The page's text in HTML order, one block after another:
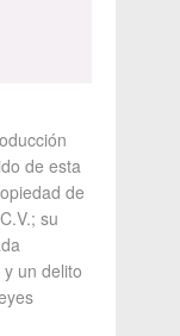
de esta
de
su
un delito